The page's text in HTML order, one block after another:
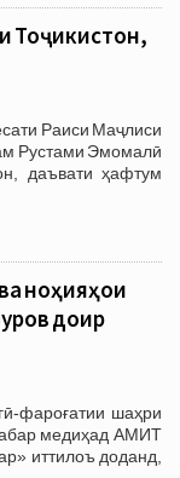
Тоҷикистон,
Раиси Маҷлиси
Рустами Эмомалӣ
даъвати ҳафтум
ноҳияҳои
доир
фароғатии шаҳри
медиҳад АМИТ
иттилоъ доданд,